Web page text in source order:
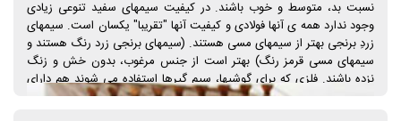
نسبت بد، متوسط و خوب باشند. در کیفیت سیمهای سفید تنوعی زیادی
وجود ندارد همه ی آنها فولادی و کیفیت آنها "تقریبا" یکسان است. سیمهای
زردِ برنجی بهتر از سیمهای مسی هستند. (سیمهای برنجی زرد رنگ هستند و
سیمهای مسی قرمز رنگ) بهتر است از جنس مرغوب، بدون خش و زنگ
نزده باشند. فلزی که برای گوشیها، سیم گیرها استفاده می شوند هم دارای
تنوع چندان قابل توجهی در کیفیت نیستند و جنس خوب و بد آن تاثیری بر